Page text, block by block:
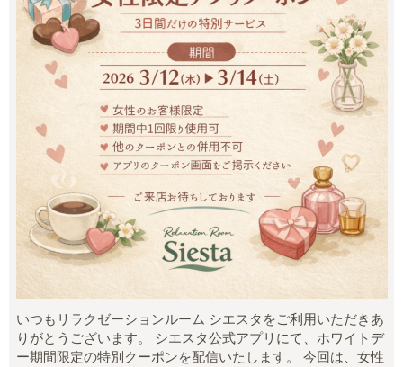
いつもリラクゼーションルーム シエスタをご利用いただきあ
りがとうございます。 シエスタ公式アプリにて、ホワイトデ
ー期間限定の特別クーポンを配信いたします。 今回は、女性